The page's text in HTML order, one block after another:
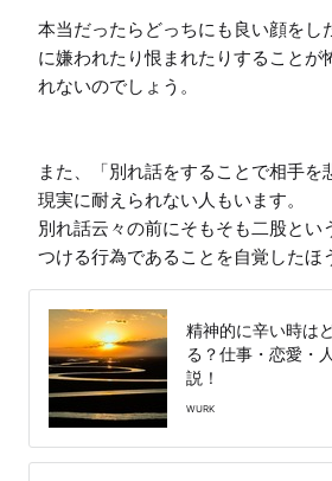
本当だったらどっちにも良い顔をし
に嫌われたり恨まれたりすることが
れないのでしょう。
また、「別れ話をすることで相手を
現実に耐えられない人もいます。
別れ話云々の前にそもそも二股とい
つける行為であることを自覚したほ
精神的に辛い時は
る？仕事・恋愛・
説！
WURK